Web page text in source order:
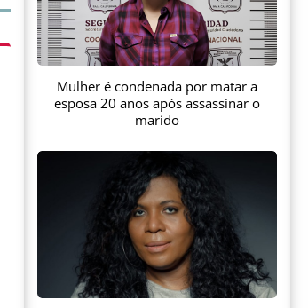
Mulher é condenada por matar a
esposa 20 anos após assassinar o
marido